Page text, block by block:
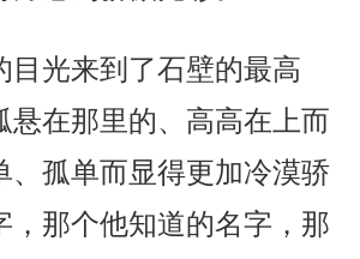
光来到了石壁的最高
悬在那里的、高高在上而
、孤单而显得更加冷漠骄
，那个他知道的名字，那